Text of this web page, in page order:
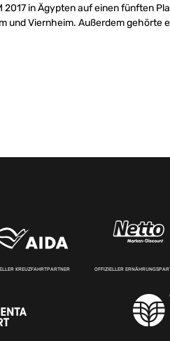
2017 in Ägypten auf einen fünften
und Viernheim. Außerdem gehörte
KREUZFAHRTPARTNER OFFIZIELLER